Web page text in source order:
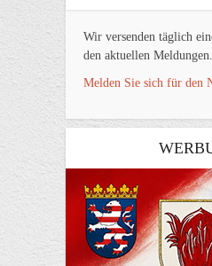
Wir versenden täglich
den aktuellen Meldungen.
Melden Sie sich für den